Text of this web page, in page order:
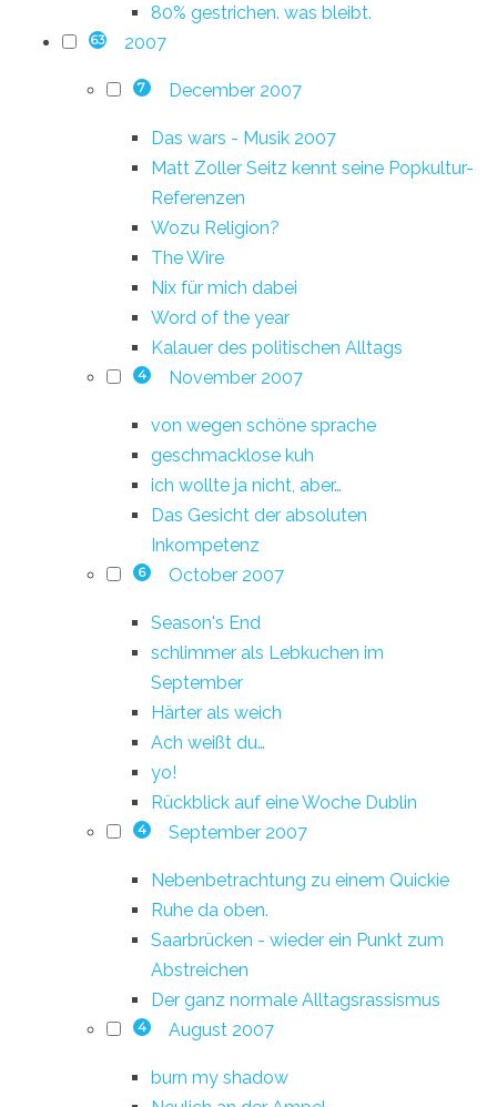
80% gestrichen. was bleibt.
63 2007
7 December 2007
Das wars - Musik 2007
Matt Zoller Seitz kennt seine Popkultur-
Referenzen
Wozu Religion?
The Wire
Nix für mich dabei
Word of the year
Kalauer des politischen Alltags
4 November 2007
von wegen schöne sprache
geschmacklose kuh
ich wollte ja nicht, aber…
Das Gesicht der absoluten
Inkompetenz
6 October 2007
Season's End
schlimmer als Lebkuchen im
September
Härter als weich
Ach weißt du…
yo!
Rückblick auf eine Woche Dublin
4 September 2007
Nebenbetrachtung zu einem Quickie
Ruhe da oben.
Saarbrücken - wieder ein Punkt zum
Abstreichen
Der ganz normale Alltagsrassismus
4 August 2007
burn my shadow